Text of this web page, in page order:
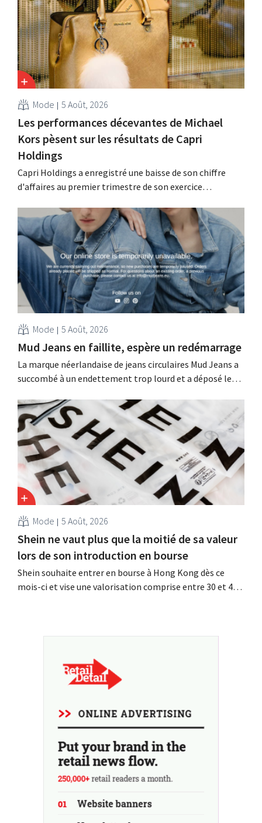
Mode 5 Août, 2026
Les performances décevantes de Michael
Kors pèsent sur les résultats de Capri
Holdings
Capri Holdings a enregistré une baisse de son chiffre
d'affaires au premier trimestre de son exercice
performances décevantes de Michael Kors, malgré les
bons résultats de Jimmy Choo.
Mode 5 Août, 2026
Mud Jeans en faillite, espère un redémarrage
La marque néerlandaise de jeans circulaires Mud Jeans a
succombé à un endettement trop lourd et a déposé le
l'histoire ne s'arrête pas là.
Mode 5 Août, 2026
Shein ne vaut plus que la moitié de sa valeur
lors de son introduction en bourse
Shein souhaite entrer en bourse à Hong Kong dès ce
mois-ci et vise une valorisation comprise entre 30 et 40